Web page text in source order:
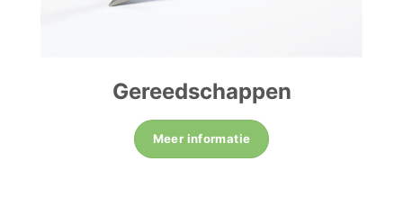
Gereedschappen
Meer informatie